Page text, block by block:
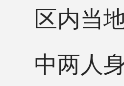
区内当
中两人